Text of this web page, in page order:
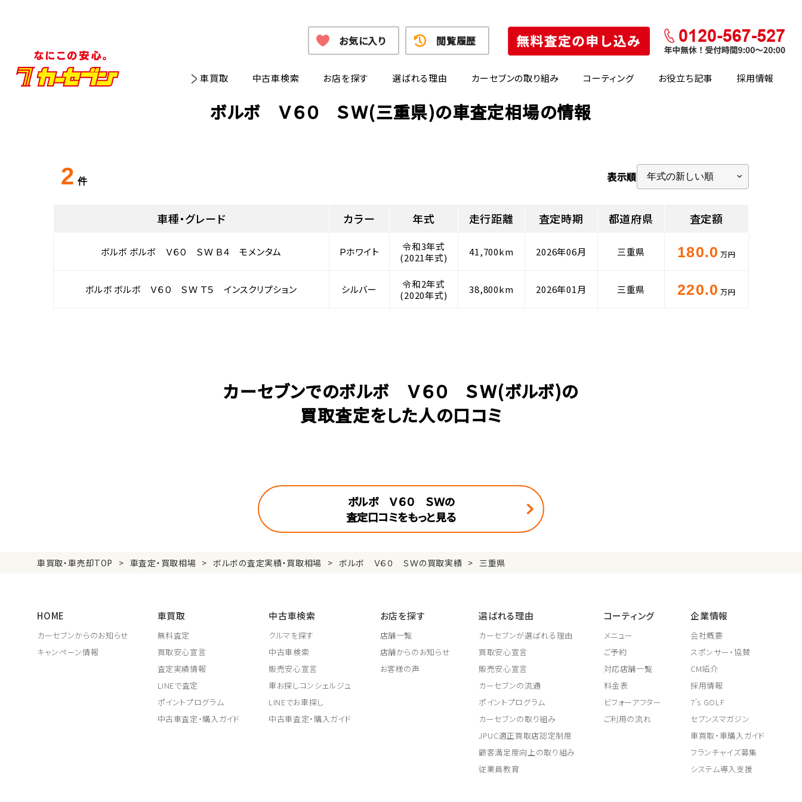
車買取 中古車検索 お店を探す 選ばれる理由 カーセブンの取り組み コーティング お役立ち記事 採用情報
お気に入り 閲覧履歴
ボルボ Ｖ６０ ＳＷ(三重県)の車査定相場の情報
2 件 表示順
車種・グレード カラー 年式 走行距離 査定時期 都道府県 査定額
ボルボ ボルボ Ｖ６０ ＳＷ Ｂ４ モメンタム Ｐホワイト
令和3年式
(2021年式)
41,700km 2026年06月 三重県 180.0 万円
ボルボ ボルボ Ｖ６０ ＳＷ Ｔ５ インスクリプション シルバー
令和2年式
(2020年式)
38,800km 2026年01月 三重県 220.0 万円
カーセブンでのボルボ Ｖ６０ ＳＷ(ボルボ)の
買取査定をした人の口コミ
ボルボ Ｖ６０ ＳＷの
査定口コミをもっと見る
車買取・車売却TOP 車査定・買取相場 ボルボの査定実績・買取相場 ボルボ Ｖ６０ ＳＷの買取実績 三重県
HOME
カーセブンからのお知らせ
キャンペーン情報
車買取
無料査定
買取安心宣言
査定実績情報
LINEで査定
ポイントプログラム
中古車査定・購入ガイド
中古車検索
クルマを探す
中古車検索
販売安心宣言
車お探しコンシェルジュ
LINEでお車探し
中古車査定・購入ガイド
お店を探す
店舗一覧
店舗からのお知らせ
お客様の声
選ばれる理由
カーセブンが選ばれる理由
買取安心宣言
販売安心宣言
カーセブンの流通
ポイントプログラム
カーセブンの取り組み
JPUC適正買取店認定制度
顧客満足度向上の取り組み
従業員教育
コーティング
メニュー
ご予約
対応店舗一覧
料金表
ビフォーアフター
ご利用の流れ
企業情報
会社概要
スポンサー・協賛
CM紹介
採用情報
7's GOLF
セブンスマガジン
車買取・車購入ガイド
フランチャイズ募集
システム導入支援